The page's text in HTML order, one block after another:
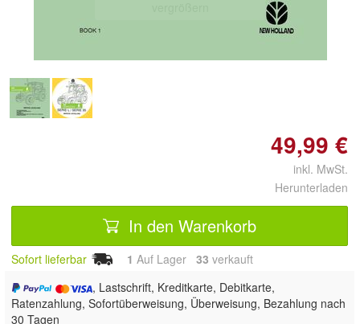
49,99 €
inkl. MwSt.
Herunterladen
In den Warenkorb
Sofort lieferbar 1 Auf Lager 33 verkauft
, Lastschrift, Kreditkarte, Debitkarte,
Ratenzahlung, Sofortüberweisung, Überweisung, Bezahlung nach
30 Tagen